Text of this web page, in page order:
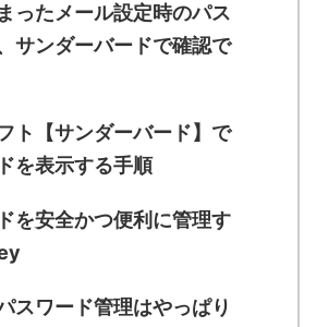
ったメール設定時のパス
サンダーバードで確認で
ト【サンダーバード】で
を表示する手順
を安全かつ便利に管理す
スワード管理はやっぱり